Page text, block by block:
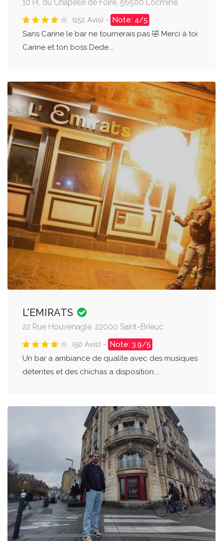
10 Pl. du Chapelle de Foire, 56500 Locminé
(152 Avis) - Note: 4/5
Sans Carine le bar ne tournerais pas 🤣 Merci à toi
Carine et ton boss Dede....
L'EMIRATS
22 Rue Houvenagle, 22000 Saint-Brieuc
(50 Avis) - Note: 3.9/5
Un bar a ambiance de qualite avec des musiques
détentes et des chichas a disposition....